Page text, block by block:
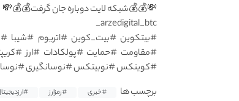
💸💰💰شبکه لایت دوباره جان گرفت💰💰💸
arzedigital_btc_
#بیتکوین #بیت_کوین #اتریوم #شیبا
#مقاومت #حمایت #پولکادات #ارز
#کوینکس #نوبیتکس #نوسانگیری
برچسب ها
#خبری #رمزارز